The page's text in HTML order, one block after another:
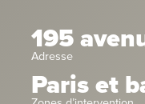
195
Adresse
Paris et